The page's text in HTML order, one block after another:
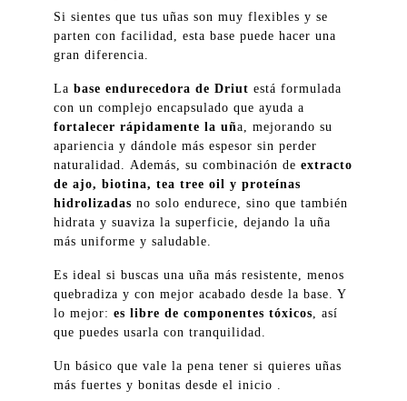
Si sientes que tus uñas son muy flexibles y se
parten con facilidad, esta base puede hacer una
gran diferencia.
La base endurecedora de Driut está formulada
con un complejo encapsulado que ayuda a
fortalecer rápidamente la uña, mejorando su
apariencia y dándole más espesor sin perder
naturalidad. Además, su combinación de extracto
de ajo, biotina, tea tree oil y proteínas
hidrolizadas no solo endurece, sino que también
hidrata y suaviza la superficie, dejando la uña
más uniforme y saludable.
Es ideal si buscas una uña más resistente, menos
quebradiza y con mejor acabado desde la base. Y
lo mejor: es libre de componentes tóxicos, así
que puedes usarla con tranquilidad.
Un básico que vale la pena tener si quieres uñas
más fuertes y bonitas desde el inicio .